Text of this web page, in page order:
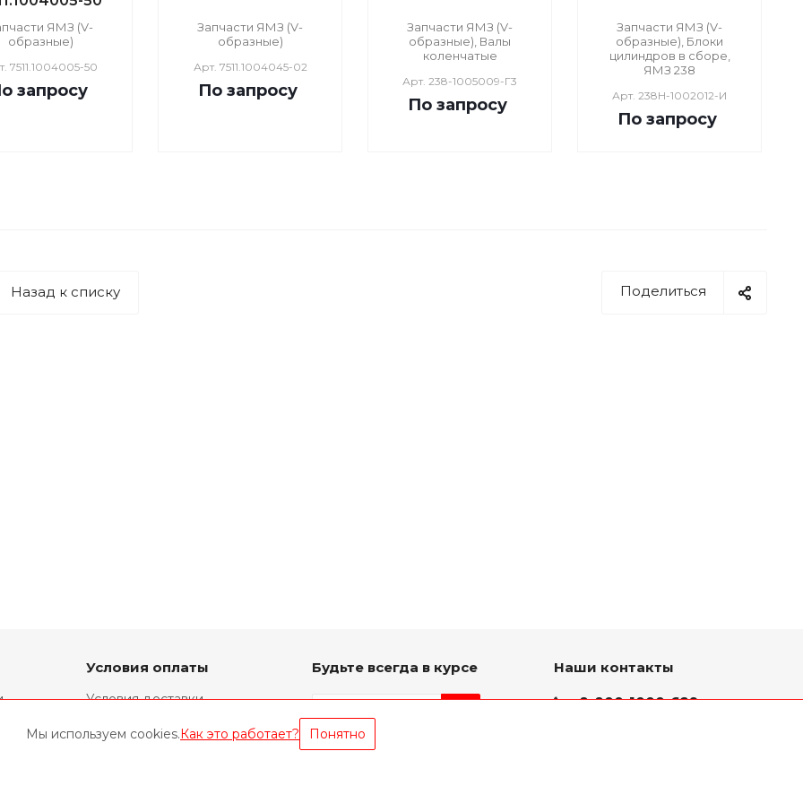
ЯМЗ (V-
образные)
7511.1004005-50
запросу
Запчасти ЯМЗ (V-
образные)
Арт. 7511.1004045-02
По запросу
Запчасти ЯМЗ (V-
образные), Валы
коленчатые
Арт. 238-1005009-Г3
По запросу
Запчасти ЯМЗ (V-
образные), Блоки
цилиндров в сборе,
ЯМЗ 238
Арт. 238Н-1002012-И
По запросу
Поделиться
Назад к списку
Условия оплаты
Условия доставки
Будьте всегда в курсе
Наши контакты
8-800-1000-629
Мы используем cookies.Как это работает? Понятно